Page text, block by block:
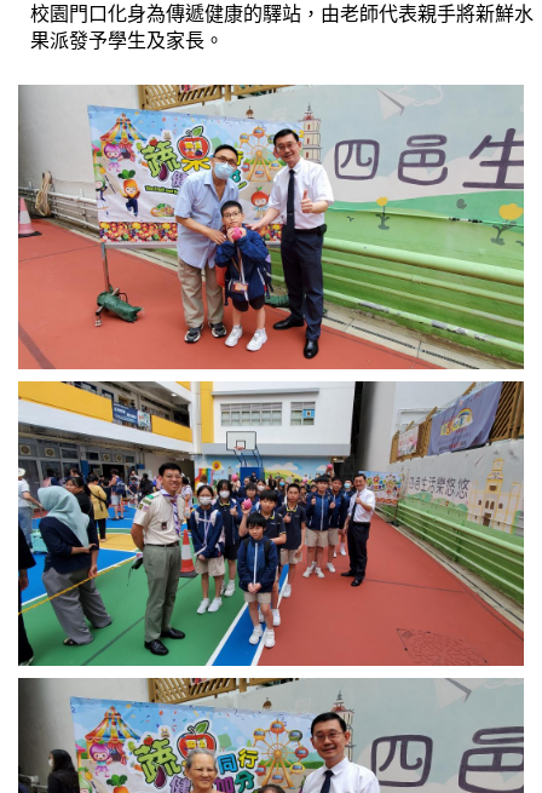
校園門口化身為傳遞健康的驛站，由老師代表親手將新鮮水
果派發予學生及家長。